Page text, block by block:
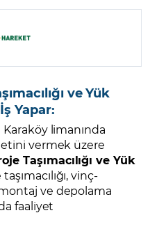
ve Yük
Yapar:
Karaköy limanında
vermek üzere
Taşımacılığı ve Yük
vinç-
ve depolama
faaliyet